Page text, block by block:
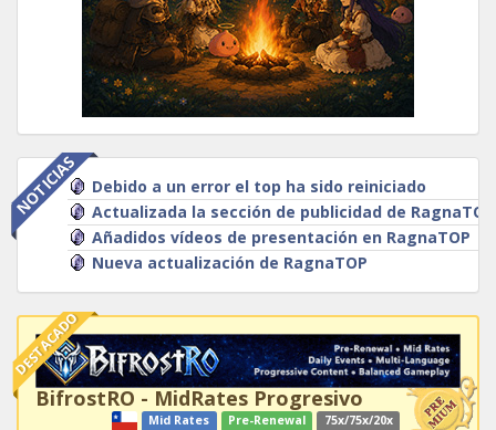
NOTICIAS
Debido a un error el top ha sido reiniciado
Actualizada la sección de publicidad de RagnaTOP
Añadidos vídeos de presentación en RagnaTOP
Nueva actualización de RagnaTOP
DESTACADO
BifrostRO - MidRates Progresivo
Mid Rates Pre-Renewal 75x/75x/20x